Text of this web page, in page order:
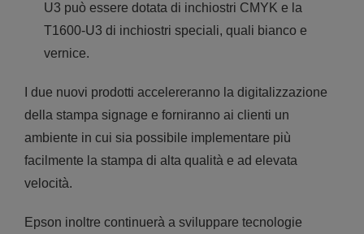
U3 può essere dotata di inchiostri CMYK e la
T1600-U3 di inchiostri speciali, quali bianco e
vernice.
I due nuovi prodotti accelereranno la digitalizzazione
della stampa signage e forniranno ai clienti un
ambiente in cui sia possibile implementare più
facilmente la stampa di alta qualità e ad elevata
velocità.
Epson inoltre continuerà a sviluppare tecnologie